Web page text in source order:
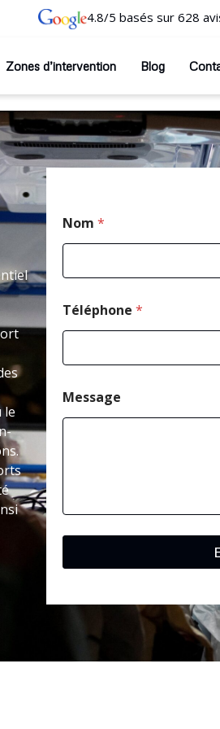
4.8/5 basés sur 628
Zones d’intervention Blog
le
Nom *
Téléphone *
Message